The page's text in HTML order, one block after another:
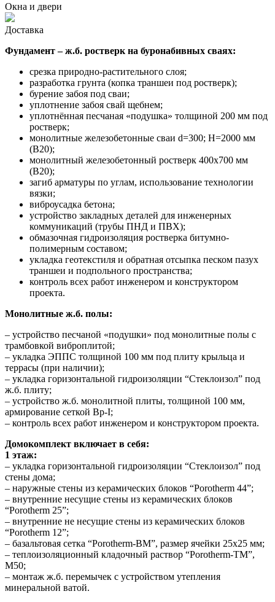
Окна и двери
Доставка
Фундамент – ж.б. ростверк на буронабивных сваях:
срезка природно-растительного слоя;
разработка грунта (копка траншеи под ростверк);
бурение забоя под сваи;
уплотнение забоя свай щебнем;
уплотнённая песчаная «подушка» толщиной 200 мм под
ростверк;
монолитные железобетонные сваи d=300; H=2000 мм
(В20);
монолитный железобетонный ростверк 400х700 мм
(В20);
загиб арматуры по углам, использование технологии
вязки;
виброусадка бетона;
устройство закладных деталей для инженерных
коммуникаций (трубы ПНД и ПВХ);
обмазочная гидроизоляция ростверка битумно-
полимерным составом;
укладка геотекстиля и обратная отсыпка песком пазух
траншеи и подпольного пространства;
контроль всех работ инженером и конструктором
проекта.
Монолитные ж.б. полы:
– устройство песчаной «подушки» под монолитные полы с
трамбовкой виброплитой;
– укладка ЭППС толщиной 100 мм под плиту крыльца и
террасы (при наличии);
– укладка горизонтальной гидроизоляции “Стеклоизол” под
ж.б. плиту;
– устройство ж.б. монолитной плиты, толщиной 100 мм,
армирование сеткой Вр-I;
– контроль всех работ инженером и конструктором проекта.
Домокомплект включает в себя:
1 этаж:
– укладка горизонтальной гидроизоляции “Стеклоизол” под
стены дома;
– наружные стены из керамических блоков “Porotherm 44”;
– внутренние несущие стены из керамических блоков
“Porotherm 25”;
– внутренние не несущие стены из керамических блоков
“Porotherm 12”;
– базальтовая сетка “Porotherm-BM”, размер ячейки 25х25 мм;
– теплоизоляционный кладочный раствор “Porotherm-TM”,
М50;
– монтаж ж.б. перемычек с устройством утепления
минеральной ватой.